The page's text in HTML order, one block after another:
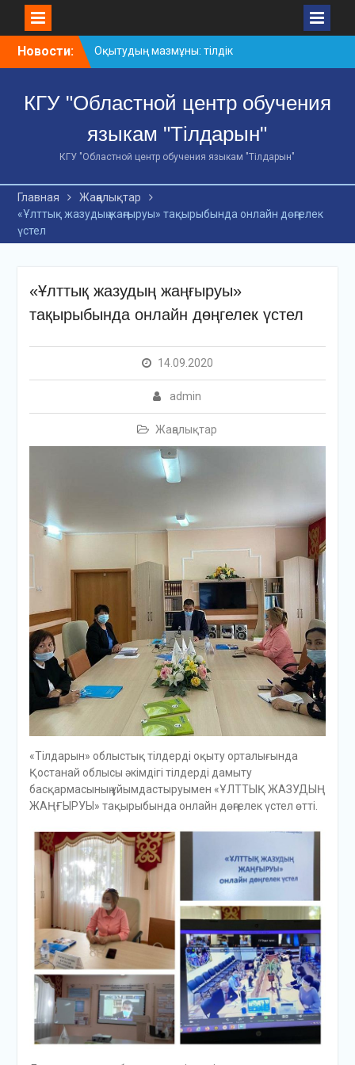
Новости:
Оқытудың мазмұны: тілдік
дағдылар және
стратегиялар
АХМЕТ БАЙТҰРСЫНҰЛЫ
АТЫНДАҒЫ «ҮЗДІК
ОҚЫТУШЫ-2026»
«Мемлекеттік тіл –
Тәуелсіздік символы»
облыстық байқауы
КГУ "Областной центр обучения
языкам "Тілдарын"
КГУ "Областной центр обучения языкам "Тілдарын"
Главная
Жаңалықтар
«Ұлттық жазудың жаңғыруы» тақырыбында онлайн дөңгелек
үстел
«Ұлттық жазудың жаңғыруы»
тақырыбында онлайн дөңгелек үстел
14.09.2020
admin
Жаңалықтар
«Тілдарын» облыстық тілдерді оқыту орталығында
Қостанай облысы әкімдігі тілдерді дамыту
басқармасының ұйымдастыруымен «ҰЛТТЫҚ ЖАЗУДЫҢ
ЖАҢҒЫРУЫ» тақырыбында онлайн дөңгелек үстел өтті.